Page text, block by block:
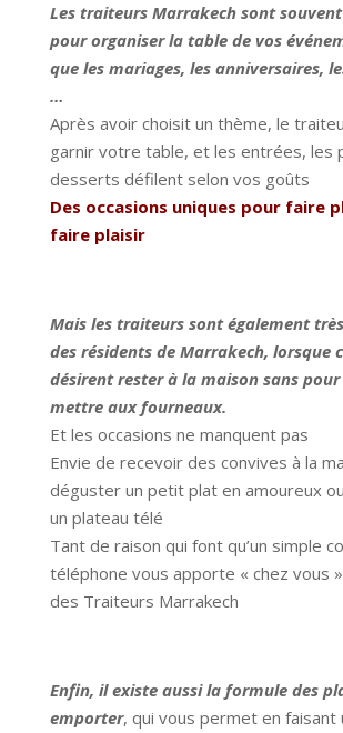
Les traiteurs Marrakech sont
pour organiser la table de vos
que les mariages, les anniversaires,
…
Après avoir choisit un thème, le
garnir votre table, et les entrées, les
desserts défilent selon vos goûts
Des occasions uniques pour faire
faire plaisir
Mais les traiteurs sont également
des résidents de Marrakech, lorsque
désirent rester à la maison sans
mettre aux fourneaux.
Et les occasions ne manquent pas
Envie de recevoir des convives à la
déguster un petit plat en amoureux
un plateau télé
Tant de raison qui font qu’un simple
téléphone vous apporte « chez vous
des Traiteurs Marrakech
Enfin, il existe aussi la formule des
emporter, qui vous permet en faisant